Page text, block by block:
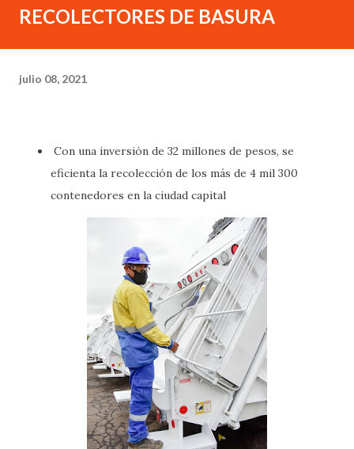
RECOLECTORES DE BASURA
julio 08, 2021
Con una inversión de 32 millones de pesos, se
eficienta la recolección de los más de 4 mil 300
contenedores en la ciudad capital